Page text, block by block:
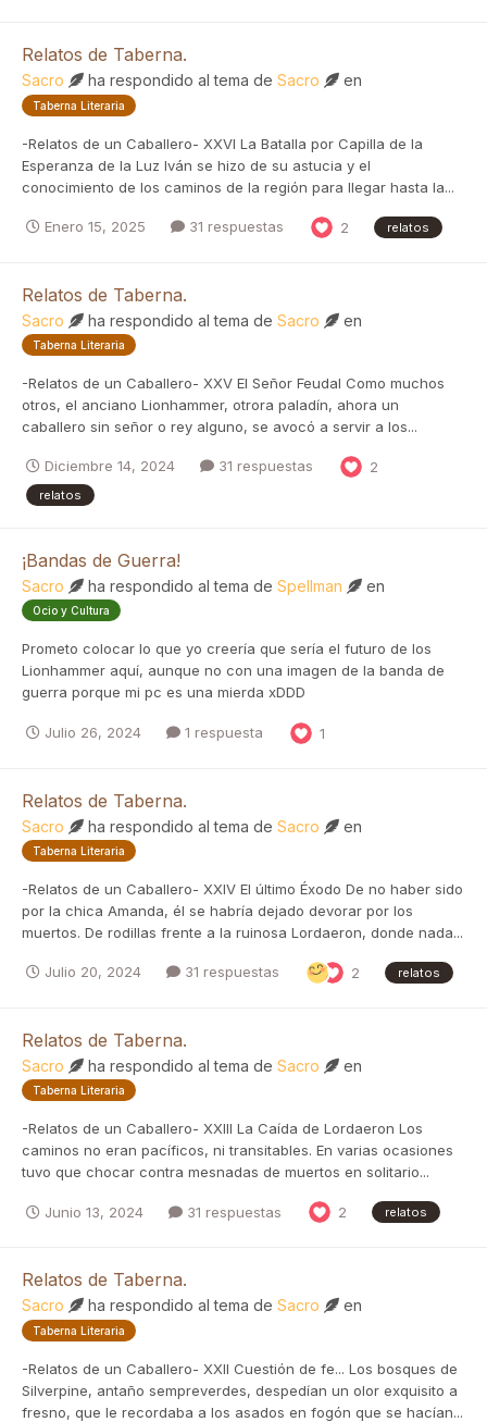
Relatos de Taberna.
Sacro ha respondido al tema de Sacro en
Taberna Literaria
-Relatos de un Caballero- XXVI La Batalla por Capilla de la
Esperanza de la Luz Iván se hizo de su astucia y el
conocimiento de los caminos de la región para llegar hasta la...
Enero 15, 2025 31 respuestas 2 relatos
Relatos de Taberna.
Sacro ha respondido al tema de Sacro en
Taberna Literaria
-Relatos de un Caballero- XXV El Señor Feudal Como muchos
otros, el anciano Lionhammer, otrora paladín, ahora un
caballero sin señor o rey alguno, se avocó a servir a los...
Diciembre 14, 2024 31 respuestas 2
relatos
¡Bandas de Guerra!
Sacro ha respondido al tema de Spellman en
Ocio y Cultura
Prometo colocar lo que yo creería que sería el futuro de los
Lionhammer aquí, aunque no con una imagen de la banda de
guerra porque mi pc es una mierda xDDD
Julio 26, 2024 1 respuesta 1
Relatos de Taberna.
Sacro ha respondido al tema de Sacro en
Taberna Literaria
-Relatos de un Caballero- XXIV El último Éxodo De no haber sido
por la chica Amanda, él se habría dejado devorar por los
muertos. De rodillas frente a la ruinosa Lordaeron, donde nada...
Julio 20, 2024 31 respuestas 2 relatos
Relatos de Taberna.
Sacro ha respondido al tema de Sacro en
Taberna Literaria
-Relatos de un Caballero- XXIII La Caída de Lordaeron Los
caminos no eran pacíficos, ni transitables. En varias ocasiones
tuvo que chocar contra mesnadas de muertos en solitario...
Junio 13, 2024 31 respuestas 2 relatos
Relatos de Taberna.
Sacro ha respondido al tema de Sacro en
Taberna Literaria
-Relatos de un Caballero- XXII Cuestión de fe... Los bosques de
Silverpine, antaño sempreverdes, despedían un olor exquisito a
fresno, que le recordaba a los asados en fogón que se hacían...